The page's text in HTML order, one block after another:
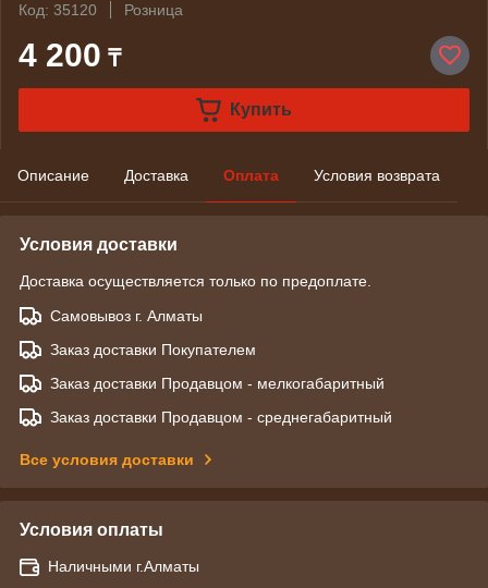
Код: 35120
Розница
4 200 ₸
Купить
Описание Доставка Оплата Условия возврата
Условия доставки
Доставка осуществляется только по предоплате.
Самовывоз г. Алматы
Заказ доставки Покупателем
Заказ доставки Продавцом - мелкогабаритный
Заказ доставки Продавцом - среднегабаритный
Все условия доставки
Условия оплаты
Наличными г.Алматы